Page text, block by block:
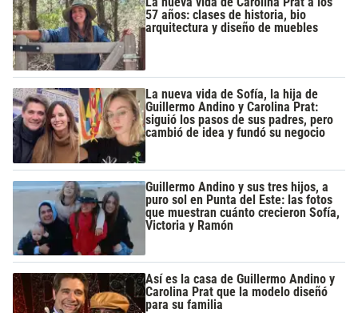
57 años: clases de historia, bio
arquitectura y diseño de muebles
La nueva vida de Sofía, la hija de
Guillermo Andino y Carolina Prat:
siguió los pasos de sus padres, pero
cambió de idea y fundó su negocio
Guillermo Andino y sus tres hijos, a
puro sol en Punta del Este: las fotos
que muestran cuánto crecieron Sofía,
Victoria y Ramón
Así es la casa de Guillermo Andino y
Carolina Prat que la modelo diseñó
para su familia